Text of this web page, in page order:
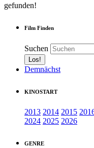
gefunden!
Film Finden
Suchen
Demnächst
KINOSTART
2013 2014 2015
2024 2025 2026
GENRE